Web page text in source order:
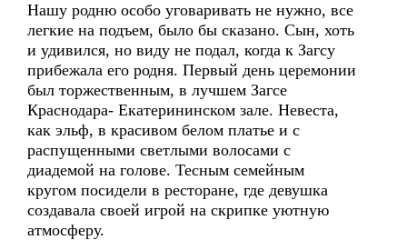
Нашу родню особо уговаривать не нужно, все
легкие на подъем, было бы сказано. Сын, хоть
и удивился, но виду не подал, когда к Загсу
прибежала его родня. Первый день церемонии
был торжественным, в лучшем Загсе
Краснодара- Екатерининском зале. Невеста,
как эльф, в красивом белом платье и с
распущенными светлыми волосами с
диадемой на голове. Тесным семейным
кругом посидели в ресторане, где девушка
создавала своей игрой на скрипке уютную
атмосферу.